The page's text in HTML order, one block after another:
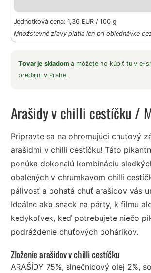
Jednotková cena: 1,36 EUR / 100 g
Množstevné zľavy platia len pri objednávke
Tovar je skladoma môžete ho kúpiť tu v e-
predajni v Prahe.
Arašidy v chilli cestíčku /
Pripravte sa na ohromujúci chuťový
arašidmi v chilli cestíčku! Táto
ponúka dokonalú kombináciu
obalených v chrumkavom chilli
pálivosť a bohatá chuť arašidov vás
Ideálne ako snack na párty, k filmu
kedykoľvek, keď potrebujete niečo
podráždenie chuťových pohárikov.
Zloženie arašidov v chilli cestíčku
ARAŠÍDY 75%, slnečnicový olej 2%,